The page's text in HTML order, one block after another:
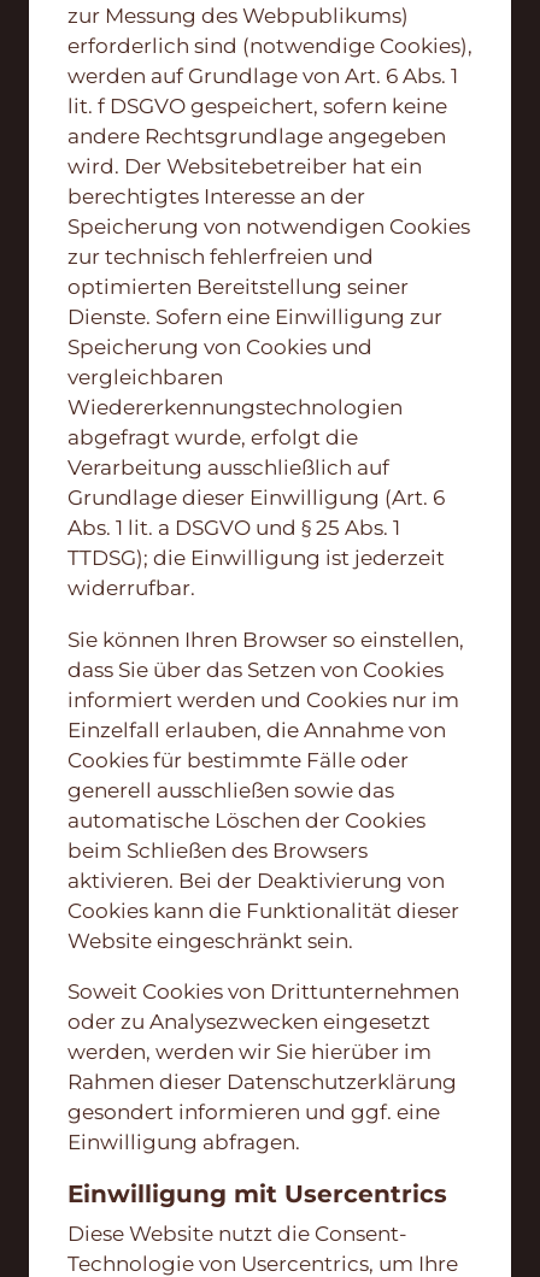
zur Messung des Webpublikums)
erforderlich sind (notwendige Cookies),
werden auf Grundlage von Art. 6 Abs. 1
lit. f DSGVO gespeichert, sofern keine
andere Rechtsgrundlage angegeben
wird. Der Websitebetreiber hat ein
berechtigtes Interesse an der
Speicherung von notwendigen Cookies
zur technisch fehlerfreien und
optimierten Bereitstellung seiner
Dienste. Sofern eine Einwilligung zur
Speicherung von Cookies und
vergleichbaren
Wiedererkennungstechnologien
abgefragt wurde, erfolgt die
Verarbeitung ausschließlich auf
Grundlage dieser Einwilligung (Art. 6
Abs. 1 lit. a DSGVO und § 25 Abs. 1
TTDSG); die Einwilligung ist jederzeit
widerrufbar.
Sie können Ihren Browser so einstellen,
dass Sie über das Setzen von Cookies
informiert werden und Cookies nur im
Einzelfall erlauben, die Annahme von
Cookies für bestimmte Fälle oder
generell ausschließen sowie das
automatische Löschen der Cookies
beim Schließen des Browsers
aktivieren. Bei der Deaktivierung von
Cookies kann die Funktionalität dieser
Website eingeschränkt sein.
Soweit Cookies von Drittunternehmen
oder zu Analysezwecken eingesetzt
werden, werden wir Sie hierüber im
Rahmen dieser Datenschutzerklärung
gesondert informieren und ggf. eine
Einwilligung abfragen.
Einwilligung mit Usercentrics
Diese Website nutzt die Consent-
Technologie von Usercentrics, um Ihre